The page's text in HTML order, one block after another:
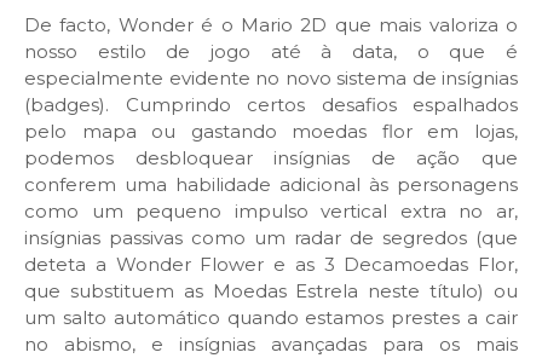
De facto, Wonder é o Mario 2D que mais valoriza o
nosso estilo de jogo até à data, o que é
especialmente evidente no novo sistema de insígnias
(badges). Cumprindo certos desafios espalhados
pelo mapa ou gastando moedas flor em lojas,
podemos desbloquear insígnias de ação que
conferem uma habilidade adicional às personagens
como um pequeno impulso vertical extra no ar,
insígnias passivas como um radar de segredos (que
deteta a Wonder Flower e as 3 Decamoedas Flor,
que substituem as Moedas Estrela neste título) ou
um salto automático quando estamos prestes a cair
no abismo, e insígnias avançadas para os mais